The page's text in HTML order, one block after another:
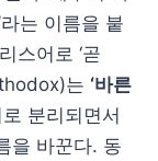
는 이름을 붙
스어로 ‘곧
는 ‘바른
분리되면서
을 바꾼다. 동